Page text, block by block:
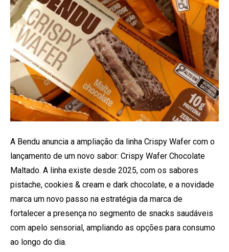
A Bendu anuncia a ampliação da linha Crispy Wafer com o
lançamento de um novo sabor: Crispy Wafer Chocolate
Maltado. A linha existe desde 2025, com os sabores
pistache, cookies & cream e dark chocolate, e a novidade
marca um novo passo na estratégia da marca de
fortalecer a presença no segmento de snacks saudáveis
com apelo sensorial, ampliando as opções para consumo
ao longo do dia.